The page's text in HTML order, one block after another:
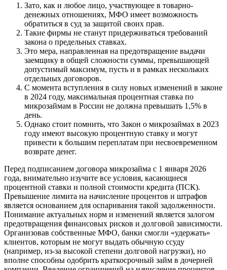
Зато, как и любое лицо, участвующее в товарно-
денежных отношениях, МФО имеет возможность
обратиться в суд за защитой своих прав.
Такие фирмы не станут придерживаться требований
закона о предельных ставках.
Это мера, направленная на предотвращение выдачи
заемщику в общей сложности суммы, превышающей
допустимый максимум, пусть и в рамках нескольких
отдельных договоров.
С момента вступления в силу новых изменений в законе
в 2024 году, максимальная процентная ставка по
микрозаймам в России не должна превышать 1,5% в
день.
Однако стоит помнить, что Закон о микрозаймах в 2023
году имеют высокую процентную ставку и могут
привести к большим переплатам при несвоевременном
возврате денег.
Перед подписанием договора микрозайма с 1 января 2026
года, внимательно изучите все условия, касающиеся
процентной ставки и полной стоимости кредита (ПСК).
Превышение лимита на начисление процентов и штрафов
является основанием для оспаривания такой задолженности.
Понимание актуальных норм и изменений является залогом
предотвращения финансовых рисков и долговой зависимости.
Организовав собственные МФО, банки смогли «удержать»
клиентов, которым не могут выдать обычную ссуду
(например, из-за высокой степени долговой нагрузки), но
вполне способны одобрить краткосрочный займ в дочерней